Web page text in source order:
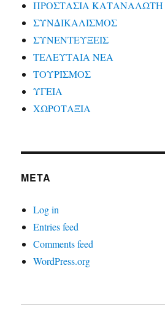
ΠΡΟΣΤΑΣΙΑ ΚΑΤΑΝΑΛΩΤΗ
ΣΥΝΔΙΚΑΛΙΣΜΟΣ
ΣΥΝΕΝΤΕΥΞΕΙΣ
ΤΕΛΕΥΤΑΙΑ ΝΕΑ
ΤΟΥΡΙΣΜΟΣ
ΥΓΕΙΑ
ΧΩΡΟΤΑΞΙΑ
META
Log in
Entries feed
Comments feed
WordPress.org